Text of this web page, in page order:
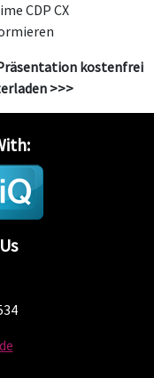
CDP CX
kostenfrei
>>>